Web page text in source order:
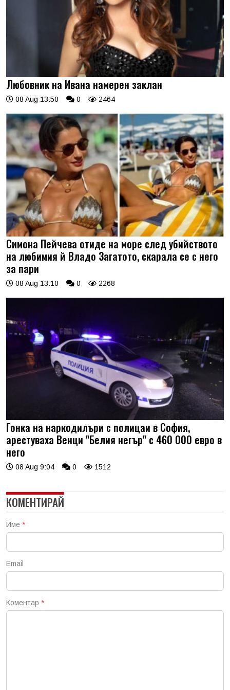
Любовник на Ивана намерен заклан
08 Aug 13:50 0 2464
Симона Пейчева отиде на море след убийството
на любимия й Владо Загатото, скарала се с него
за пари
08 Aug 13:10 0 2268
Гонка на наркодилъри с полицаи в София,
арестуваха Венци "Белия негър" с 460 000 евро в
него
08 Aug 9:04 0 1512
КОМЕНТИРАЙ
Име *
Email
Коментар *